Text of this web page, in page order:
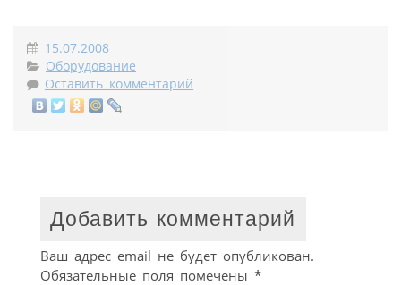
15.07.2008
Оборудование
Оставить комментарий
Добавить комментарий
Ваш адрес email не будет опубликован.
Обязательные поля помечены *